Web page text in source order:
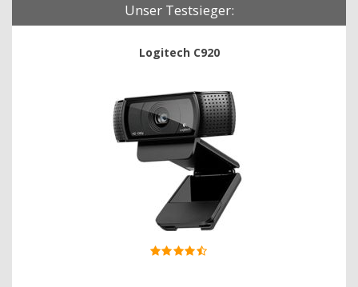
Unser Testsieger:
Logitech C920